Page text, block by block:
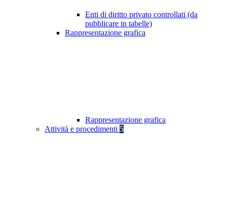
Enti di diritto privato controllati (da
pubblicare in tabelle)
Rappresentazione grafica
Rappresentazione grafica
Attività e procedimenti 5